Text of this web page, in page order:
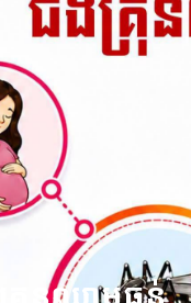
រុនឈាមធ្ងន់